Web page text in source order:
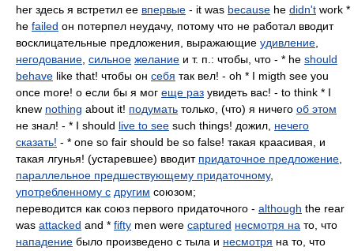
her здесь я встретил ее впервые - it was because he didn't work *
he failed он потерпел неудачу, потому что не работал вводит
восклицательные предложения, выражающие удивление
негодование сильное желание и т. п.: чтобы, что - * he should
behave like that! чтобы он себя так вел! - oh * I migth see you
once more! о если бы я мог еще раз увидеть вас! - to think * I
knew nothing about it! подумать только, (что) я ничего об этом
не знал! - * I should live to see such things! дожил, нечего
сказать! - * one so fair should be so false! такая краасивая, и
такая лгунья! (устаревшее) вводит придаточное предложение
параллельное предшествующему придаточному,
употребленному с другим союзом;
переводится как союз первого придаточного - although the rear
was attacked and * fifty men were captured несмотря на то, что
нападение было произведено с тыла и несмотря на то, что